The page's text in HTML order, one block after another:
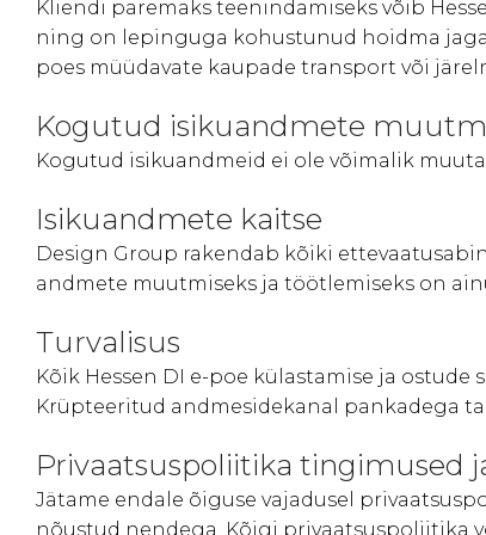
Kliendi paremaks teenindamiseks võib
ning on lepinguga kohustunud hoidma
poes müüdavate kaupade transport või
Kogutud isikuandmete
Kogutud isikuandmeid ei ole võimalik
Isikuandmete kaitse
Design Group rakendab kõiki
andmete muutmiseks ja töötlemiseks on
Turvalisus
Kõik Hessen DI e-poe külastamise ja
Krüpteeritud andmesidekanal pankadega
Privaatsuspoliitika tingimused
Jätame endale õiguse vajadusel
nõustud nendega. Kõigi privaatsuspoliitika